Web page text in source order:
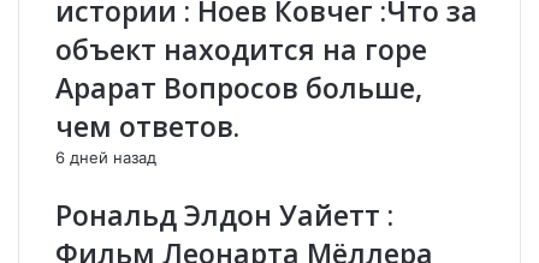
а
:
a
i
t
a
истории : Ноев Ковчег :Что за
объект находится на горе
Арарат Вопросов больше,
чем ответов.
6 дней назад
Рональд Элдон Уайетт :
Фильм Леонарта Мёллера